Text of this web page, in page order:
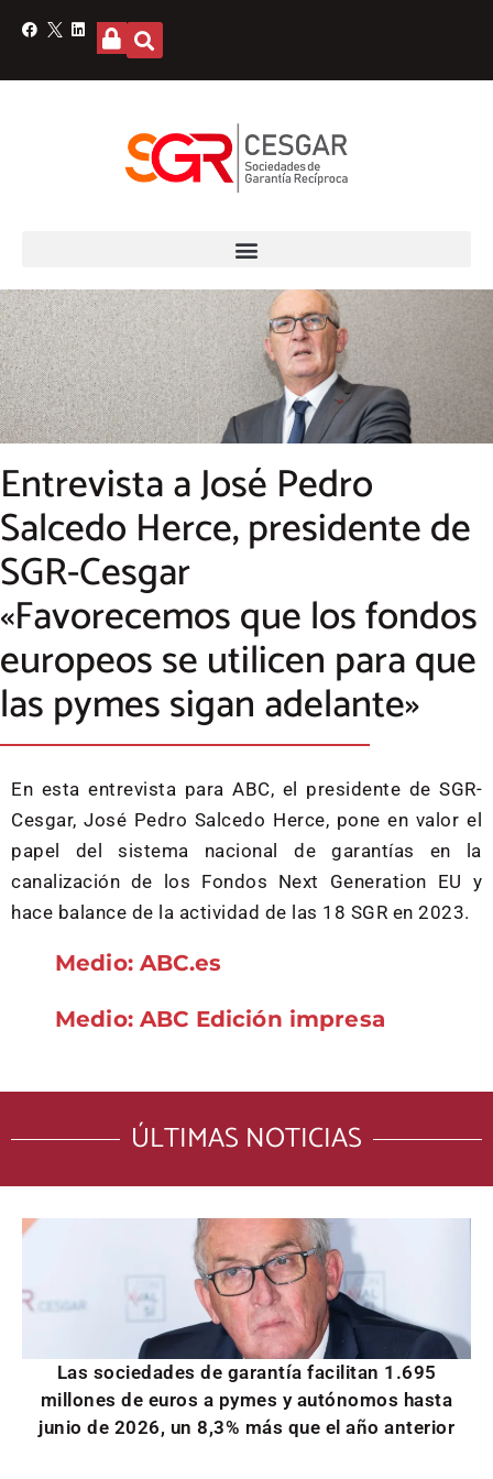
Entrevista a José Pedro
Salcedo Herce, presidente de
SGR-Cesgar
«Favorecemos que los fondos
europeos se utilicen para que
las pymes sigan adelante»
En esta entrevista para ABC, el presidente de SGR-
Cesgar, José Pedro Salcedo Herce, pone en valor el
papel del sistema nacional de garantías en la
canalización de los Fondos Next Generation EU y
hace balance de la actividad de las 18 SGR en 2023.
Medio: ABC.es
Medio: ABC Edición impresa
ÚLTIMAS NOTICIAS
Las sociedades de garantía facilitan 1.695
millones de euros a pymes y autónomos hasta
junio de 2026, un 8,3% más que el año anterior